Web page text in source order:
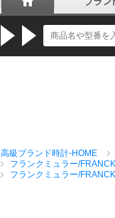
高級ブランド時計-HOME
フランクミュラー/
フランクミュラー/